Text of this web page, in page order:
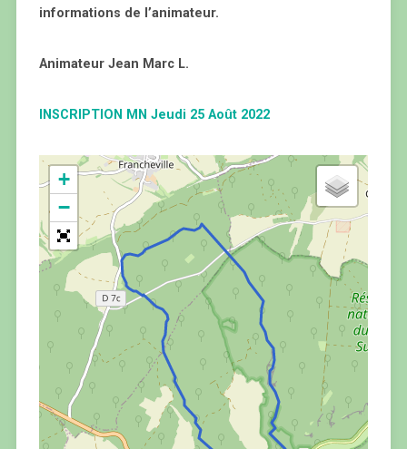
informations de l’animateur.
Animateur Jean Marc L.
INSCRIPTION MN Jeudi 25 Août 2022
+
−